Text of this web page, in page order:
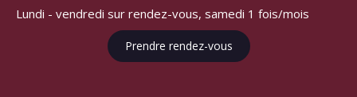
Lundi - vendredi sur rendez-vous, samedi 1 fois/mois
Prendre rendez-vous